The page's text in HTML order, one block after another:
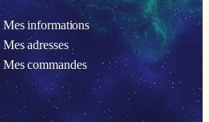
Mes informations
Mes adresses
Mes commandes